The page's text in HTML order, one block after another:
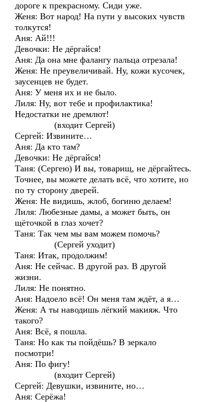
дороге к прекрасному. Сиди уже.
Женя: Вот народ! На пути у высоких чувств
толкутся!
Аня: Ай!!!
Девочки: Не дёргайся!
Аня: Да она мне фалангу пальца отрезала!
Женя: Не преувеличивай. Ну, кожи кусочек,
заусенцев не будет.
Аня: У меня их и не было.
Лиля: Ну, вот тебе и профилактика!
Недостатки не дремлют!
(входит Сергей)
Сергей: Извините…
Аня: Да кто там?
Девочки: Не дёргайся!
Таня: (Сергею) И вы, товарищ, не дёргайтесь.
Точнее, вы можете делать всё, что хотите, но
по ту сторону дверей.
Женя: Не видишь, жлоб, богиню делаем!
Лиля: Любезные дамы, а может быть, он
щёточкой в глаз хочет?
Таня: Так чем мы вам можем помочь?
(Сергей уходит)
Таня: Итак, продолжим!
Аня: Не сейчас. В другой раз. В другой
жизни.
Лиля: Не понятно.
Аня: Надоело всё! Он меня там ждёт, а я…
Женя: А ты наводишь лёгкий макияж. Что
такого?
Аня: Всё, я пошла.
Таня: Но как ты пойдёшь? В зеркало
посмотри!
Аня: По фигу!
(входит Сергей)
Сергей: Девушки, извините, но…
Аня: Серёжа!